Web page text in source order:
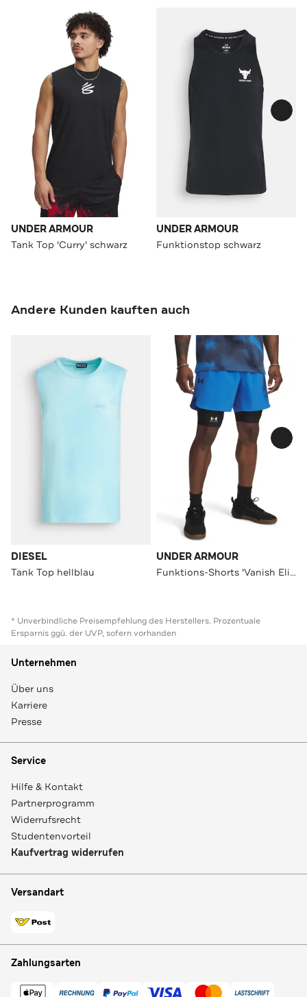
UNDER ARMOUR
Tank Top 'Curry' schwarz
UNDER ARMOUR
Funktionstop schwarz
Andere Kunden kauften auch
DIESEL
Tank Top hellblau
UNDER ARMOUR
Funktions-Shorts 'Vanish Elite' blau
* Unverbindliche Preisempfehlung des Herstellers. Prozentuale
Ersparnis ggü. der UVP, sofern vorhanden
Unternehmen
Über uns
Karriere
Presse
Service
Hilfe & Kontakt
Partnerprogramm
Widerrufsrecht
Studentenvorteil
Kaufvertrag widerrufen
Versandart
Zahlungsarten